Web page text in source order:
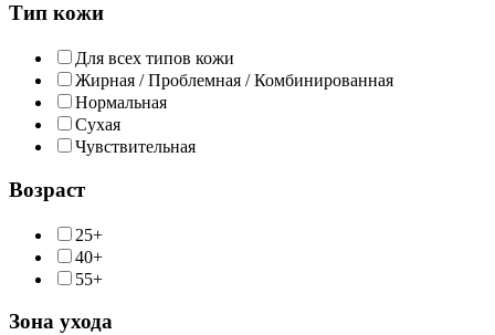
Тип кожи
Для всех типов кожи
Жирная / Проблемная / Комбинированная
Нормальная
Сухая
Чувствительная
Возраст
25+
40+
55+
Зона ухода